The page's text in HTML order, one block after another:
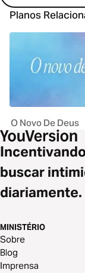
Planos
O Novo De Deus
buscar
diariamente.
MINISTÉRIO
Sobre
Blog
Imprensa